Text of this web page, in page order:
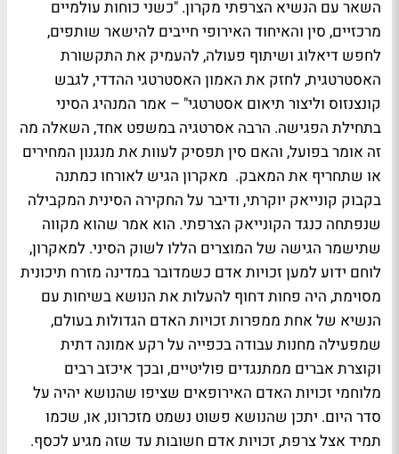
השאר עם הנשיא הצרפתי מקרון. "כשני כוחות עולמיים
מרכזיים, סין והאיחוד האירופי חייבים להישאר שותפים,
לחפש דיאלוג ושיתוף פעולה, להעמיק את התקשורת
האסטרטגית, לחזק את האמון האסטרטגי ההדדי, לגבש
קונצנזוס וליצור תיאום אסטרטגי" – אמר המנהיג הסיני
בתחילת הפגישה. הרבה אסרטגיה במשפט אחד, השאלה מה
זה אומר בפועל, והאם סין תפסיק לעוות את מנגנון המחירים
או שתחריף את המאבק. מאקרון הגיש לאורחו כמתנה
בקבוק קונייאק יוקרתי, ודיבר על החקירה הסינית המקבילה
שנפתחה כנגד הקונייאק הצרפתי. הוא אמר שהוא מקווה
שתישמר הגישה של המוצרים הללו לשוק הסיני. למאקרון,
לוחם ידוע למען זכויות אדם כשמדובר במדינה מזרח תיכונית
מסוימת, היה פחות דחוף להעלות את הנושא בשיחות עם
הנשיא של אחת ממפרות זכויות האדם הגדולות בעולם,
שמפעילה מחנות עבודה בכפייה על רקע אמונה דתית
וקוצרת אברים ממתנגדים פוליטיים, ובכך איכזב רבים
מלוחמי זכויות האדם האירופאים שציפו שהנושא יהיה על
סדר היום. יתכן שהנושא פשוט נשמט מזכרונו, או, שכמו
תמיד אצל צרפת, זכויות אדם חשובות עד שזה מגיע לכסף.